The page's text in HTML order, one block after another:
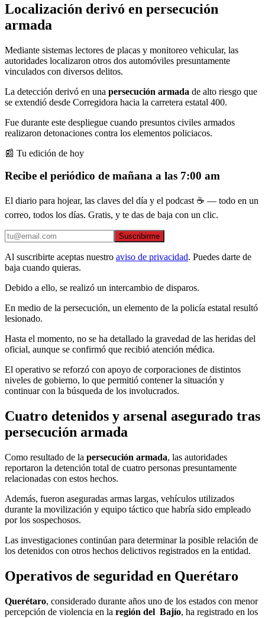
Localización derivó en persecución
armada
Mediante sistemas lectores de placas y monitoreo vehicular, las
autoridades localizaron otros dos automóviles presuntamente
vinculados con diversos delitos.
La detección derivó en una persecución armada de alto riesgo que
se extendió desde Corregidora hacia la carretera estatal 400.
Fue durante este despliegue cuando presuntos civiles armados
realizaron detonaciones contra los elementos policiacos.
📰 Tu edición de hoy
Recibe el periódico de mañana a las 7:00 am
El diario para hojear, las claves del día y el podcast ☕ — todo en un
correo, todos los días. Gratis, y te das de baja con un clic.
Suscribirme
Al suscribirte aceptas nuestro aviso de privacidad. Puedes darte de
baja cuando quieras.
Debido a ello, se realizó un intercambio de disparos.
En medio de la persecución, un elemento de la policía estatal resultó
lesionado.
Hasta el momento, no se ha detallado la gravedad de las heridas del
oficial, aunque se confirmó que recibió atención médica.
El operativo se reforzó con apoyo de corporaciones de distintos
niveles de gobierno, lo que permitió contener la situación y
continuar con la búsqueda de los involucrados.
Cuatro detenidos y arsenal asegurado tras
persecución armada
Como resultado de la persecución armada, las autoridades
reportaron la detención total de cuatro personas presuntamente
relacionadas con estos hechos.
Además, fueron aseguradas armas largas, vehículos utilizados
durante la movilización y equipo táctico que habría sido empleado
por los sospechosos.
Las investigaciones continúan para determinar la posible relación de
los detenidos con otros hechos delictivos registrados en la entidad.
Operativos de seguridad en Querétaro
Querétaro, considerado durante años uno de los estados con menor
percepción de violencia en la región del Bajío, ha registrado en los